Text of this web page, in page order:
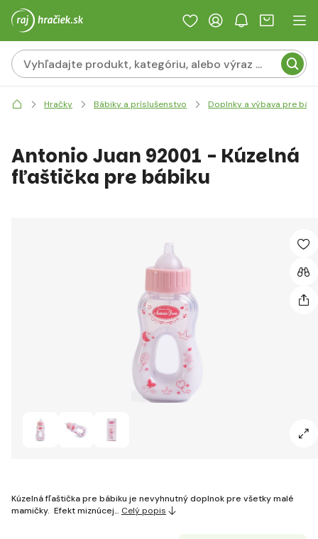
Hračky Bábiky a príslušenstvo Doplnky a výbava pre
Antonio Juan 92001 - Kúzelná
fľaštička pre bábiku
Kúzelná fľaštička pre bábiku je nevyhnutný doplnok pre všetky malé
mamičky. Efekt miznúcej… Celý popis